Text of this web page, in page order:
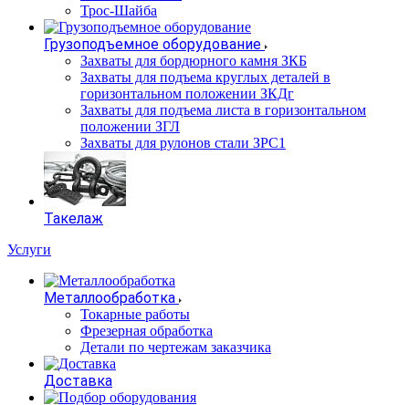
Трос-Шайба
Грузоподъемное оборудование
Захваты для бордюрного камня ЗКБ
Захваты для подъема круглых деталей в
горизонтальном положении ЗКДг
Захваты для подъема листа в горизонтальном
положении ЗГЛ
Захваты для рулонов стали ЗРС1
Такелаж
Услуги
Металлообработка
Токарные работы
Фрезерная обработка
Детали по чертежам заказчика
Доставка